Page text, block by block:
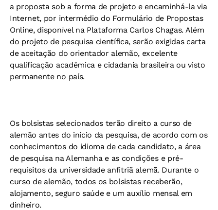
a proposta sob a forma de projeto e encaminhá-la via
Internet, por intermédio do Formulário de Propostas
Online, disponível na Plataforma Carlos Chagas. Além
do projeto de pesquisa científica, serão exigidas carta
de aceitação do orientador alemão, excelente
qualificação acadêmica e cidadania brasileira ou visto
permanente no país.
Os bolsistas selecionados terão direito a curso de
alemão antes do início da pesquisa, de acordo com os
conhecimentos do idioma de cada candidato, a área
de pesquisa na Alemanha e as condições e pré-
requisitos da universidade anfitriã alemã. Durante o
curso de alemão, todos os bolsistas receberão,
alojamento, seguro saúde e um auxílio mensal em
dinheiro.